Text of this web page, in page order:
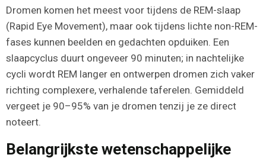
Dromen komen het meest voor tijdens de REM-slaap
(Rapid Eye Movement), maar ook tijdens lichte non-REM-
fases kunnen beelden en gedachten opduiken. Een
slaapcyclus duurt ongeveer 90 minuten; in nachtelijke
cycli wordt REM langer en ontwerpen dromen zich vaker
richting complexere, verhalende taferelen. Gemiddeld
vergeet je 90–95% van je dromen tenzij je ze direct
noteert.
Belangrijkste wetenschappelijke